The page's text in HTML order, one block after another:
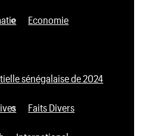
Economie
sénégalaise de 2024
Faits Divers